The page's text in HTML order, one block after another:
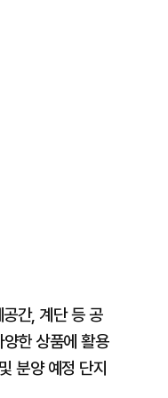
공간, 계단 등 공
한 상품에 활용
분양 예정 단지